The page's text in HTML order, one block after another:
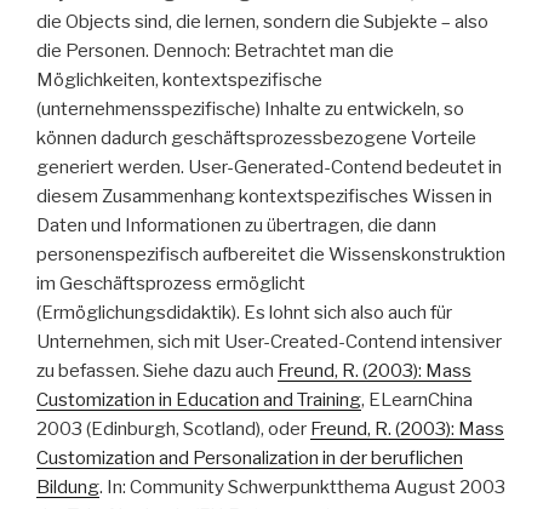
die Objects sind, die lernen, sondern die Subjekte – also
die Personen. Dennoch: Betrachtet man die
Möglichkeiten, kontextspezifische
(unternehmensspezifische) Inhalte zu entwickeln, so
können dadurch geschäftsprozessbezogene Vorteile
generiert werden. User-Generated-Contend bedeutet in
diesem Zusammenhang kontextspezifisches Wissen in
Daten und Informationen zu übertragen, die dann
personenspezifisch aufbereitet die Wissenskonstruktion
im Geschäftsprozess ermöglicht
(Ermöglichungsdidaktik). Es lohnt sich also auch für
Unternehmen, sich mit User-Created-Contend intensiver
zu befassen. Siehe dazu auch Freund, R. (2003): Mass
Customization in Education and Training, ELearnChina
2003 (Edinburgh, Scotland), oder Freund, R. (2003): Mass
Customization and Personalization in der beruflichen
Bildung. In: Community Schwerpunktthema August 2003